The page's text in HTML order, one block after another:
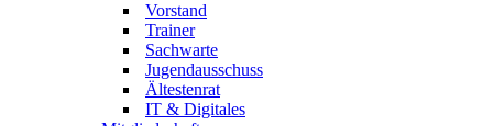
Vorstand
Trainer
Sachwarte
Jugendausschuss
Ältestenrat
IT & Digitales